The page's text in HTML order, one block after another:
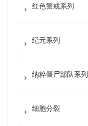
红色警戒系列
纪元系列
纳粹僵尸部队系列
细胞分裂